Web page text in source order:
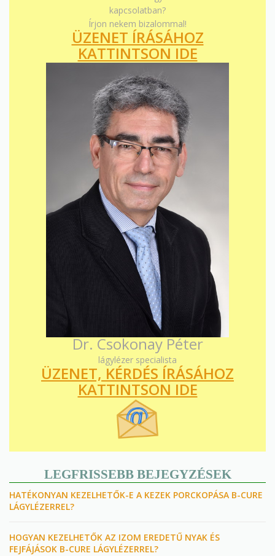
kapcsolatban?
Írjon nekem bizalommal!
ÜZENET ÍRÁSÁHOZ
KATTINTSON IDE
Dr. Csokonay Péter
lágylézer specialista
ÜZENET, KÉRDÉS ÍRÁSÁHOZ
KATTINTSON IDE
LEGFRISSEBB BEJEGYZÉSEK
HATÉKONYAN KEZELHETŐK-E A KEZEK PORCKOPÁSA B-CURE
LÁGYLÉZERREL?
HOGYAN KEZELHETŐK AZ IZOM EREDETŰ NYAK ÉS
FEJFÁJÁSOK B-CURE LÁGYLÉZERREL?